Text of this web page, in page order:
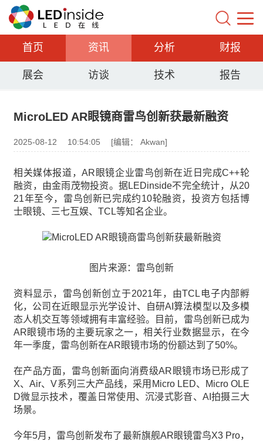
首页 资讯 分析 财报
展会 访谈 技术 报告
MicroLED AR眼镜商雷鸟创新获最新融资
2025-08-12 10:54:05 [编辑： Akwan]
相关媒体报道，AR眼镜企业雷鸟创新在近日完成C++轮
融资，由金雨茂物投资。据LEDinside不完全统计，从20
21年至今，雷鸟创新已完成约10轮融资，投资方包括博
士眼镜、三七互娱、TCL等知名企业。
图片来源：雷鸟创新
资料显示，雷鸟创新创立于2021年，由TCL电子内部孵
化，公司在近眼显示光学设计、自研AI算法模型以及多模
态人机交互等领域拥有丰富经验。目前，雷鸟创新已成为
AR眼镜市场的主要玩家之一，相关行业数据显示，在今
年一季度，雷鸟创新在AR眼镜市场的份额达到了50%。
在产品方面，雷鸟创新面向消费级AR眼镜市场已形成了
X、Air、V系列三大产品线，采用Micro LED、Micro OLE
D微显示技术，覆盖日常使用、沉浸式影音、AI拍摄三大
场景。
今年5月，雷鸟创新发布了最新旗舰AR眼镜雷鸟X3 Pro，